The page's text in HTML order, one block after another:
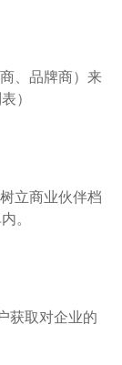
、品牌商）来
）
立商业伙伴档
。
获取对企业的